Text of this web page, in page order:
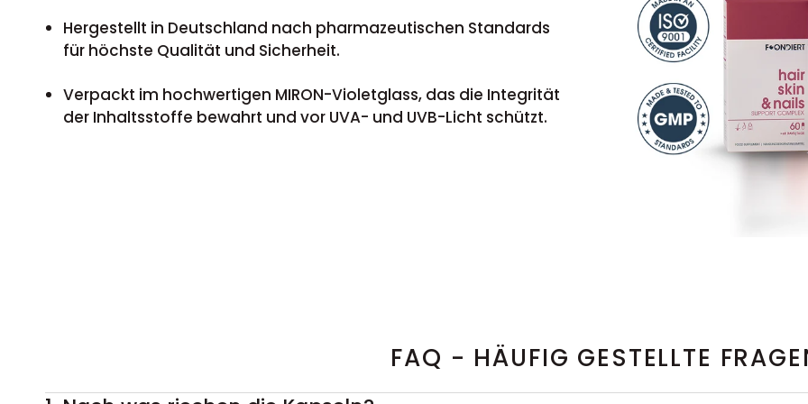
Hergestellt in Deutschland nach pharmazeutischen Standards
für höchste Qualität und Sicherheit.
Verpackt im hochwertigen MIRON-Violetglass, das die Integrität
der Inhaltsstoffe bewahrt und vor UVA- und UVB-Licht schützt.
FAQ - HÄUFIG GESTELLTE